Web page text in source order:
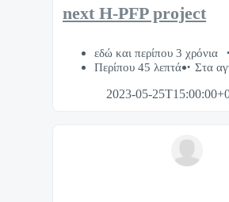
next H-PFP project
εδώ και περίπου 3 χρόνια
Περίπου 45 λεπτά
Στα
2023-05-